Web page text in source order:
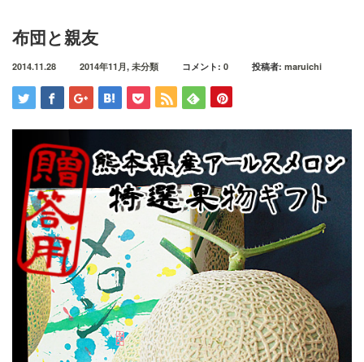
布団と親友
2014.11.28 2014年11月, 未分類 コメント: 0 投稿者: maruichi
お問い合わせ